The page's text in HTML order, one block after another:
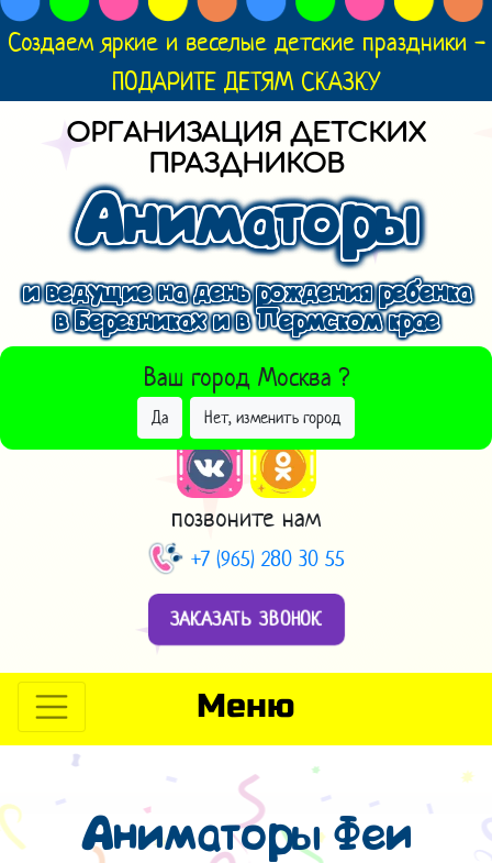
Создаем яркие и веселые детские праздники -
ПОДАРИТЕ ДЕТЯМ СКАЗКУ
ОРГАНИЗАЦИЯ ДЕТСКИХ
ПРАЗДНИКОВ
Аниматоры
и ведущие на день рождения ребенка
в Березниках и в Пермском крае
Ваш город Москва ?
Да Нет, изменить город
ВЫБРАТЬ ДРУГОЙ ГОРОД
позвоните нам
+7 (965) 280 30 55
ЗАКАЗАТЬ ЗВОНОК
Меню
Аниматоры Феи